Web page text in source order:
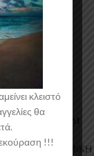
κεριών και
Paint
, ΚΕΡΑΜΙΚΗ
κλειστό
θα
!!!